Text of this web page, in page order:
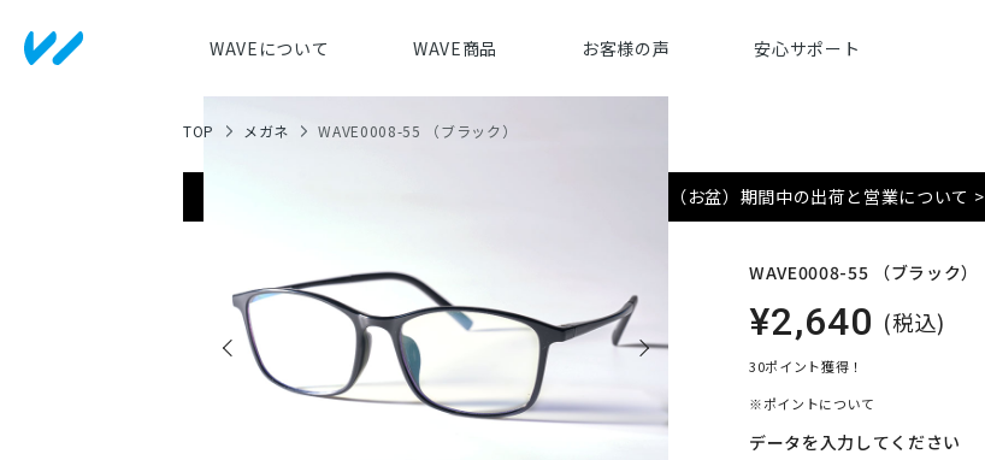
WAVEについて WAVE商品 お客様の声 安心サポート
TOP メガネ WAVE0008-55 （ブラック）
夏季（お盆）期間中の出荷と営業について >
WAVE0008-55 （ブラック）
¥2,640 (税込)
30ポイント獲得！
※ポイントについて
データを入力してください